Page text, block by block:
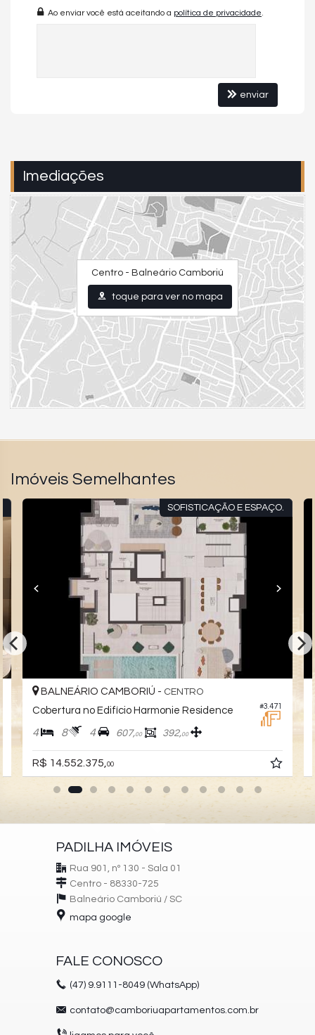
Internet
Medidores de água, luz e gás individuais
Ao enviar você está aceitando a política de privacidade
enviar
Imediações
Centro - Balneário Camboriú
toque para ver no mapa
Imóveis Semelhantes
SOFISTICAÇÃO E ESPAÇO.
#3.471
BALNEÁRIO CAMBORIÚ - CENTRO
Cobertura no Edifício Harmonie Residence
4 8 4 607,00 392,00
R$ 14.552.375,00
PADILHA IMÓVEIS
Rua 901, nº 130 - Sala 01
Centro - 88330-725
Balneário Camboriú / SC
mapa google
FALE CONOSCO
(47) 9.9111-8049 (WhatsApp)
contato@camboriuapartamentos.com.br